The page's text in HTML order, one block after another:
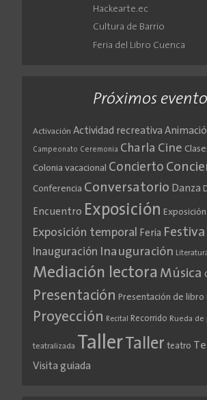
Hackearte.ec
Cultura de Barrio
Feria del Libro Cuenca
Próximos
Activación Actividad recreativa
Campeonato Ceremonia Charla Cine
Colonia vacacional Concierto
Conferencia Conversatorio Danza
Encuentro Exposición
Exposición temporal Feria Festival
Inauguración Inauguración
Mediación lectora Música
Presentación Presentación de libro
Proyección Recital Recorrido Rueda de
teatralizada TallerTaller teatro
Visita guiada